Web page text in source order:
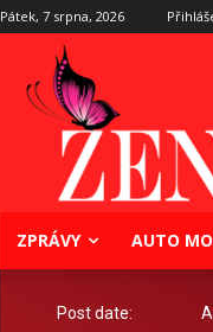
Pátek, 7 srpna, 2026
ZPRÁVY AUTO
Post date: